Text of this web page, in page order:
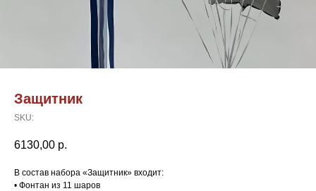
Защитник
SKU:
6130,00 р.
В состав набора «Защитник» входит:
• Фонтан из 11 шаров